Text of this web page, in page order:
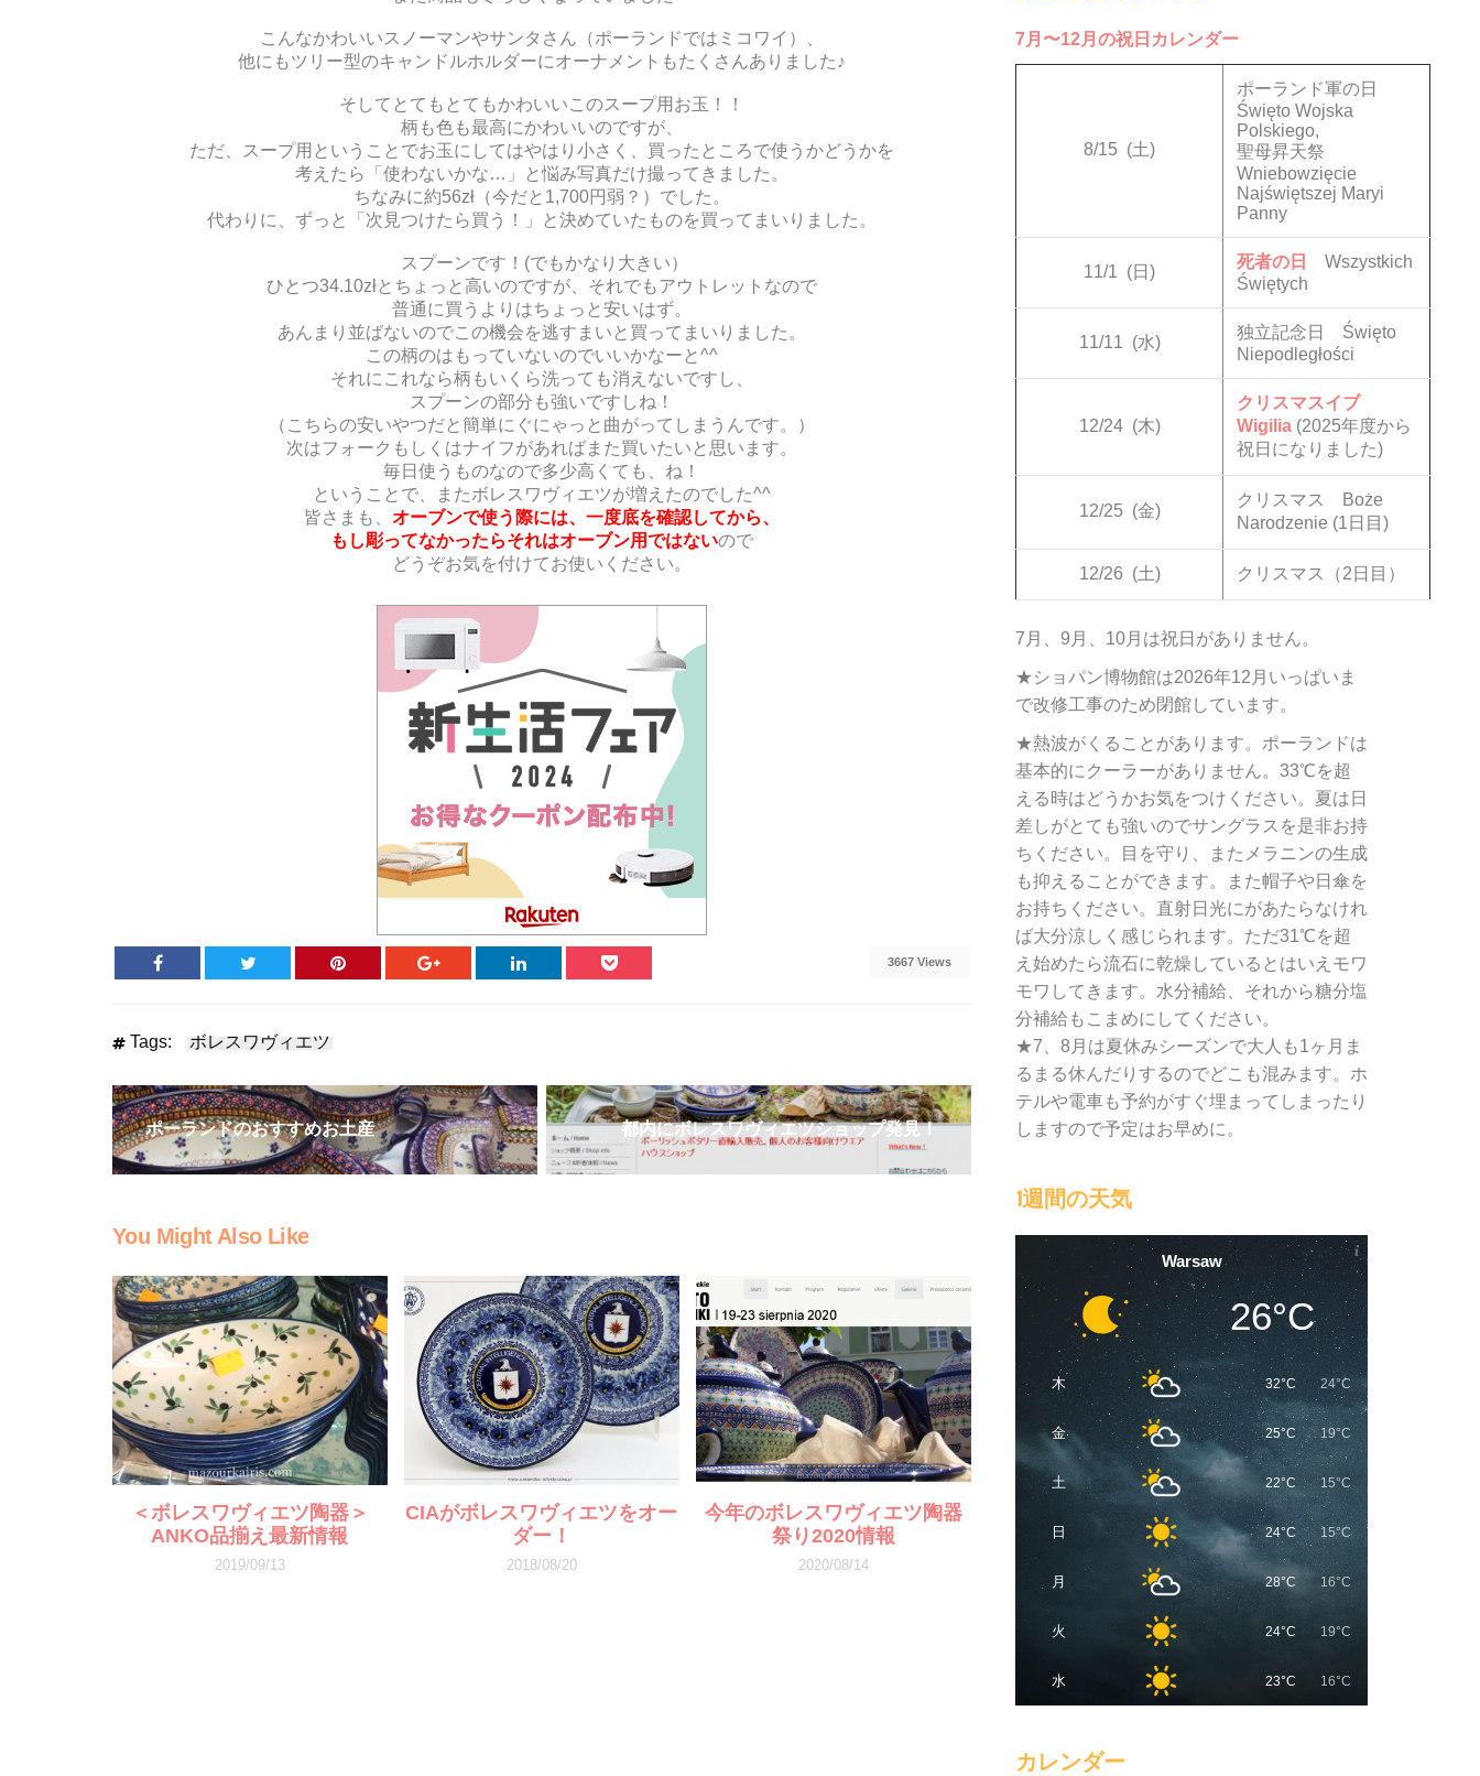
こんなかわいいスノーマンやサンタさん（ポーランドではミコワイ）、
他にもツリー型のキャンドルホルダーにオーナメントもたくさんありました♪
そしてとてもとてもかわいいこのスープ用お玉！！
柄も色も最高にかわいいのですが、
ただ、スープ用ということでお玉にしてはやはり小さく、買ったところで使うかどうかを
考えたら「使わないかな…」と悩み写真だけ撮ってきました。
ちなみに約56zł（今だと1,700円弱？）でした。
代わりに、ずっと「次見つけたら買う！」と決めていたものを買ってまいりました。
スプーンです！(でもかなり大きい）
ひとつ34.10złとちょっと高いのですが、それでもアウトレットなので
普通に買うよりはちょっと安いはず。
あんまり並ばないのでこの機会を逃すまいと買ってまいりました。
この柄のはもっていないのでいいかなーと^^
それにこれなら柄もいくら洗っても消えないですし、
スプーンの部分も強いですしね！
（こちらの安いやつだと簡単にぐにゃっと曲がってしまうんです。）
次はフォークもしくはナイフがあればまた買いたいと思います。
毎日使うものなので多少高くても、ね！
ということで、またボレスワヴィエツが増えたのでした^^
皆さまも、 オーブンで使う際には、一度底を確認してから、
もし彫ってなかったらそれはオーブン用ではないので
どうぞお気を付けてお使いください。
3667 Views
Tags: ボレスワヴィエツ
ポーランドのおすすめお土産 都内にボレスワヴィエツショップ発見！
You Might Also Like
＜ボレスワヴィエツ陶器＞
ANKO品揃え最新情報
2019/09/13
CIAがボレスワヴィエツをオー
ダー！
2018/08/20
今年のボレスワヴィエツ陶器
祭り2020情報
2020/08/14
7月〜12月の祝日カレンダー
8/15 (土)
ポーランド軍の日
Święto Wojska
Polskiego,
聖母昇天祭
Wniebowzięcie
Najświętszej Maryi
Panny
11/1 (日)
死者の日
Wszystkich
Świętych
11/11 (水)
独立記念日 Święto
Niepodległości
12/24 (木)
クリスマスイブ
Wigilia (2025年度から
祝日になりました)
12/25 (金)
クリスマス Boże
Narodzenie (1日目)
12/26 (土) クリスマス（2日目）
7月、9月、10月は祝日がありません。
★ショパン博物館は2026年12月いっぱいま
で改修工事のため閉館しています。
★熱波がくることがあります。ポーランドは
基本的にクーラーがありません。33℃を超
える時はどうかお気をつけください。夏は日
差しがとても強いのでサングラスを是非お持
ちください。目を守り、またメラニンの生成
も抑えることができます。また帽子や日傘を
お持ちください。直射日光にがあたらなけれ
ば大分涼しく感じられます。ただ31℃を超
え始めたら流石に乾燥しているとはいえモワ
モワしてきます。水分補給、それから糖分塩
分補給もこまめにしてください。
★7、8月は夏休みシーズンで大人も1ヶ月ま
るまる休んだりするのでどこも混みます。ホ
テルや電車も予約がすぐ埋まってしまったり
しますので予定はお早めに。
1週間の天気
Warsaw
26°C
木 32°C 24°C
金 25°C 19°C
土 22°C 15°C
日 24°C 15°C
月 28°C 16°C
火 24°C 19°C
水 23°C 16°C
カレンダー